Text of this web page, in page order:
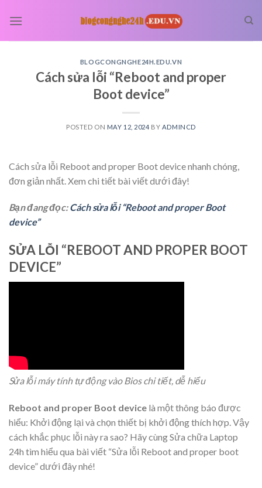
BLOGCONGNGHE24H.EDU.VN
Cách sửa lỗi “Reboot and proper
Boot device”
POSTED ON MAY 12, 2024 BY ADMINCD
Cách sửa lỗi Reboot and proper Boot device nhanh chóng,
đơn giản nhất. Xem chi tiết bài viết dưới đây!
Bạn đang đọc:Cách sửa lỗi “Reboot and proper Boot
device”
SỬA LỖI “REBOOT AND PROPER BOOT
DEVICE”
Sửa lỗi máy tính tự động vào Bios chi tiết, dễ hiểu
Reboot and proper Boot device là một thông báo được
hiểu: Khởi động lại và chọn thiết bị khởi động thích hợp. Vậy
cách khắc phục lỗi này ra sao? Hãy cùng Sửa chữa Laptop
24h tìm hiểu qua bài viết “Sửa lỗi Reboot and proper boot
device” dưới đây nhé!